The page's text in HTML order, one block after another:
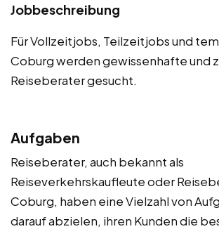
Jobbeschreibung
Für Vollzeitjobs, Teilzeitjobs und
Coburg werden gewissenhafte und
Reiseberater gesucht.
Aufgaben
Reiseberater, auch bekannt als
Reiseverkehrskaufleute oder
Coburg, haben eine Vielzahl von
darauf abzielen, ihren Kunden die